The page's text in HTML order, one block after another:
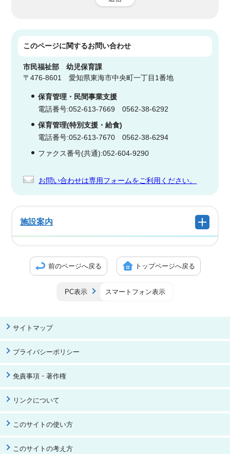
このページに関するお問い合わせ
市民福祉部幼児保育課
〒476-8601 愛知県東海市中央町一丁目1番地
保育管理・民間事業支援
電話番号:052-613-7669 0562-38-6292
保育管理(特別支援・給食)
電話番号:052-613-7670 0562-38-6294
ファクス番号(共通):052-604-9290
お問い合わせは専用フォームをご利用ください。
施設案内
前のページへ戻る トップページへ戻る
PC表示 スマートフォン表示
サイトマップ
プライバシーポリシー
免責事項・著作権
リンクについて
このサイトの使い方
このサイトの考え方